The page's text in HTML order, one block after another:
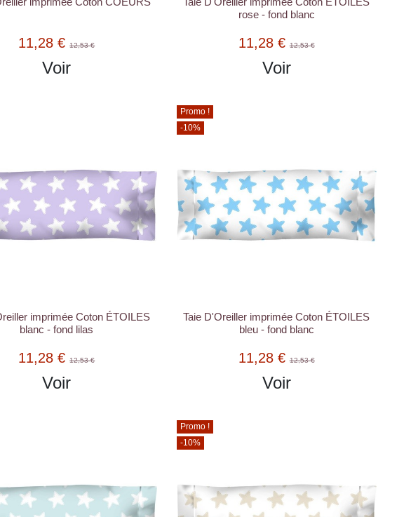
11,28 €12,53 €
Voir
rose - fond blanc
11,28 €12,53 €
Voir
imprimée Coton ÉTOILES
blanc - fond lilas
11,28 €12,53 €
Voir
Promo !
-10%
Taie D'Oreiller imprimée Coton ÉTOILES
bleu - fond blanc
11,28 €12,53 €
Voir
Promo !
-10%